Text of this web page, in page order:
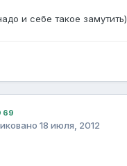
и себе такое замутить)
69
18 июля, 2012